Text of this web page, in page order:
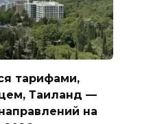
тарифами,
Таиланд —
на